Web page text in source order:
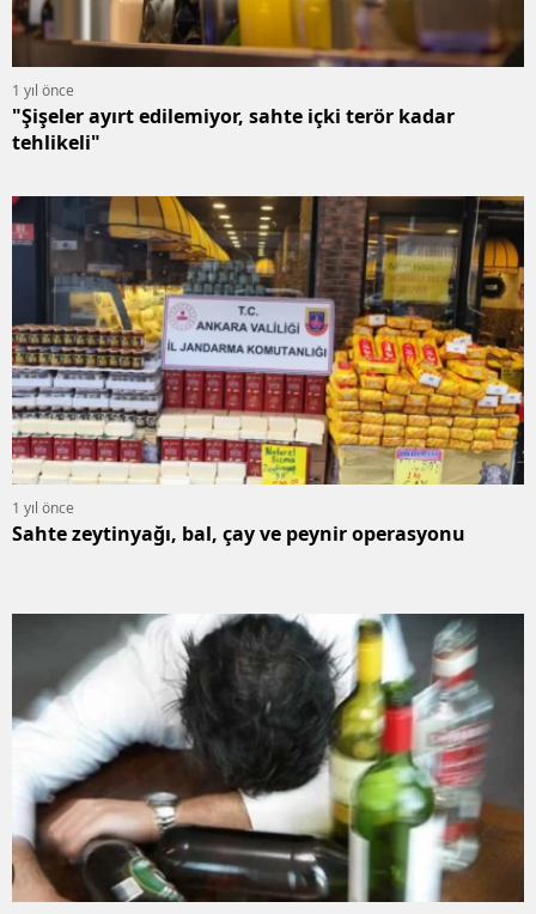
1 yıl önce
"Şişeler ayırt edilemiyor, sahte içki terör kadar
tehlikeli"
1 yıl önce
Sahte zeytinyağı, bal, çay ve peynir operasyonu